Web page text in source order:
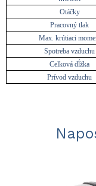
Otáčky
Pracovný tlak
Max. krútiaci
Spotreba vzduchu
Celková dĺžka
Prívod vzduchu